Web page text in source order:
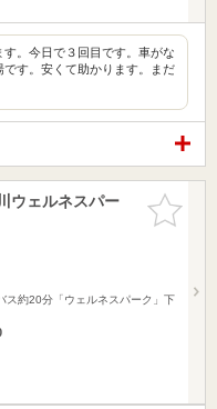
。今日で３回目です。車がな
す。安くて助かります。まだ
お気に入
りに追加
ウェルネスパー
ス約20分「ウェルネスパーク」下